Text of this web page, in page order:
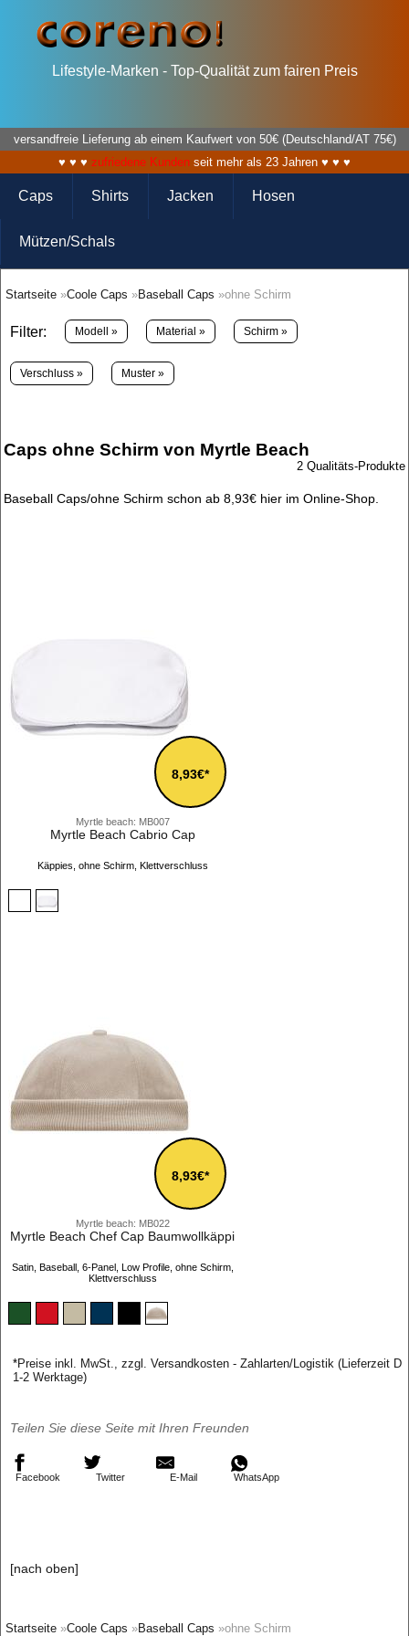
Lifestyle-Marken - Top-Qualität zum fairen Preis
versandfreie Lieferung ab einem Kaufwert von 50€ (Deutschland/AT 75€)
♥ ♥ ♥ zufriedene Kunden seit mehr als 23 Jahren ♥ ♥ ♥
Caps Shirts Jacken Hosen
Mützen/Schals
Startseite »Coole Caps »Baseball Caps »ohne Schirm
Filter: Modell » Material » Schirm »
Verschluss » Muster »
Caps ohne Schirm von Myrtle Beach
2 Qualitäts-Produkte
Baseball Caps/ohne Schirm schon ab 8,93€ hier im Online-Shop.
Myrtle beach: MB007
8,93€*
Myrtle Beach Cabrio Cap
Käppies, ohne Schirm, Klettverschluss
Myrtle beach: MB022
8,93€*
Myrtle Beach Chef Cap Baumwollkäppi
Satin, Baseball, 6-Panel, Low Profile, ohne Schirm,
Klettverschluss
*Preise inkl. MwSt., zzgl. Versandkosten - Zahlarten/Logistik (Lieferzeit D
1-2 Werktage)
Teilen Sie diese Seite mit Ihren Freunden
Facebook Twitter E-Mail WhatsApp
[nach oben]
Startseite »Coole Caps »Baseball Caps »ohne Schirm